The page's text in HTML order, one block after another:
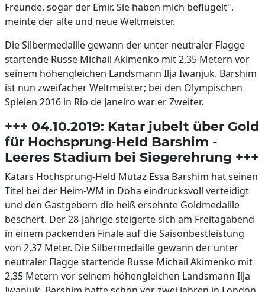
Freunde, sogar der Emir. Sie haben mich beflügelt",
meinte der alte und neue Weltmeister.
Die Silbermedaille gewann der unter neutraler Flagge
startende Russe Michail Akimenko mit 2,35 Metern vor
seinem höhengleichen Landsmann Ilja Iwanjuk. Barshim
ist nun zweifacher Weltmeister; bei den Olympischen
Spielen 2016 in Rio de Janeiro war er Zweiter.
+++ 04.10.2019: Katar jubelt über Gold
für Hochsprung-Held Barshim -
Leeres Stadium bei Siegerehrung +++
Katars Hochsprung-Held Mutaz Essa Barshim hat seinen
Titel bei der Heim-WM in Doha eindrucksvoll verteidigt
und den Gastgebern die heiß ersehnte Goldmedaille
beschert. Der 28-Jährige steigerte sich am Freitagabend
in einem packenden Finale auf die Saisonbestleistung
von 2,37 Meter. Die Silbermedaille gewann der unter
neutraler Flagge startende Russe Michail Akimenko mit
2,35 Metern vor seinem höhengleichen Landsmann Ilja